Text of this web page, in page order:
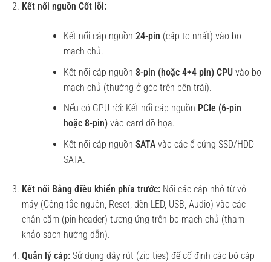
Kết nối nguồn Cốt lõi:
Kết nối cáp nguồn 24-pin (cáp to nhất) vào bo
mạch chủ.
Kết nối cáp nguồn 8-pin (hoặc 4+4 pin) CPUvào bo
mạch chủ (thường ở góc trên bên trái).
Nếu có GPU rời: Kết nối cáp nguồn PCIe (6-pin
hoặc 8-pin)vào card đồ họa.
Kết nối cáp nguồn SATAvào các ổ cứng SSD/HDD
SATA.
Kết nối Bảng điều khiển phía trước: Nối các cáp nhỏ từ vỏ
máy (Công tắc nguồn, Reset, đèn LED, USB, Audio) vào các
chân cắm (pin header) tương ứng trên bo mạch chủ (tham
khảo sách hướng dẫn).
Quản lý cáp: Sử dụng dây rút (zip ties) để cố định các bó cáp